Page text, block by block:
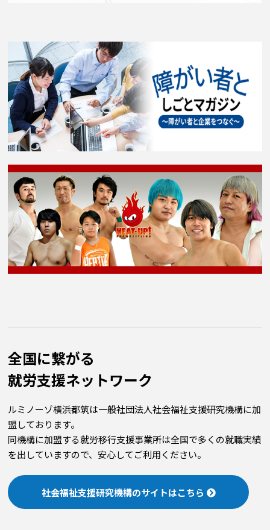
全国に繋がる
就労⽀援ネットワーク
ルミノーゾ横浜都筑は一般社団法人社会福祉支援研究機構に加
盟しております。
同機構に加盟する就労移行支援事業所は全国で多くの就職実績
を出していますので、安心してご利用ください。
社会福祉支援研究機構のサイトはこちら